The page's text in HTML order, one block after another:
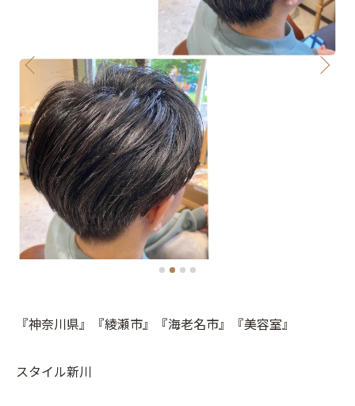
『神奈川県』『綾瀬市』『海老名市』『美容室』
スタイル新川